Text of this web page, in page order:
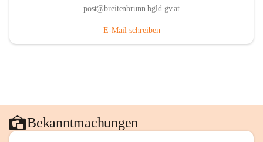
post@breitenbrunn.bgld.gv.at
E-Mail schreiben
Bekanntmachungen